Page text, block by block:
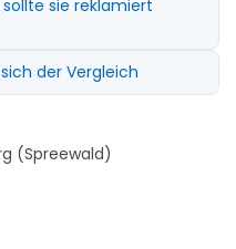
sie reklamiert
der Vergleich
(Spreewald)